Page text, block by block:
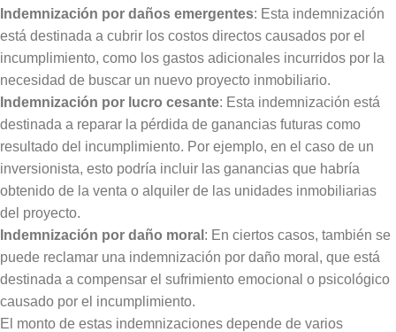
Indemnización por daños emergentes: Esta indemnización
está destinada a cubrir los costos directos causados por el
incumplimiento, como los gastos adicionales incurridos por la
necesidad de buscar un nuevo proyecto inmobiliario.
Indemnización por lucro cesante: Esta indemnización está
destinada a reparar la pérdida de ganancias futuras como
resultado del incumplimiento. Por ejemplo, en el caso de un
inversionista, esto podría incluir las ganancias que habría
obtenido de la venta o alquiler de las unidades inmobiliarias
del proyecto.
Indemnización por daño moral : En ciertos casos, también se
puede reclamar una indemnización por daño moral, que está
destinada a compensar el sufrimiento emocional o psicológico
causado por el incumplimiento.
El monto de estas indemnizaciones depende de varios